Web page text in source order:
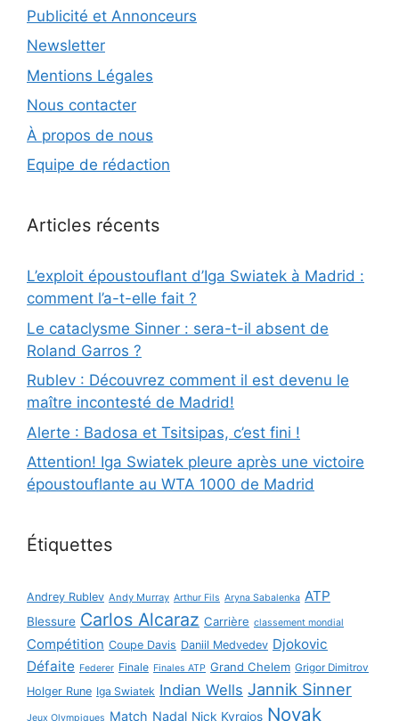
Publicité et Annonceurs
Newsletter
Mentions Légales
Nous contacter
À propos de nous
Equipe de rédaction
Articles récents
L’exploit époustouflant d’Iga Swiatek à Madrid :
comment l’a-t-elle fait ?
Le cataclysme Sinner : sera-t-il absent de
Roland Garros ?
Rublev : Découvrez comment il est devenu le
maître incontesté de Madrid!
Alerte : Badosa et Tsitsipas, c’est fini !
Attention! Iga Swiatek pleure après une victoire
époustouflante au WTA 1000 de Madrid
Étiquettes
Andrey Rublev Andy Murray Arthur Fils Aryna Sabalenka ATP
Blessure Carlos Alcaraz Carrière classement mondial
Compétition Coupe Davis Daniil Medvedev Djokovic
Défaite Federer Finale Finales ATP Grand Chelem Grigor Dimitrov
Holger Rune Iga Swiatek Indian Wells Jannik Sinner
Jeux Olympiques Match Nadal Nick Kyrgios Novak